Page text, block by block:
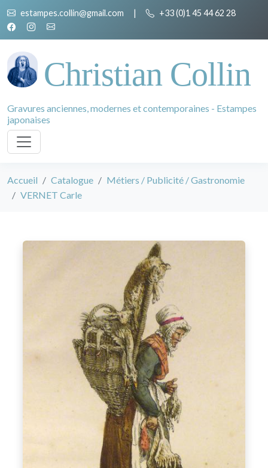
estampes.collin@gmail.com | +33 (0)1 45 44 62 28
Christian Collin
Gravures anciennes, modernes et contemporaines - Estampes
japonaises
Accueil Catalogue
Métiers / Publicité / Gastronomie
VERNET Carle